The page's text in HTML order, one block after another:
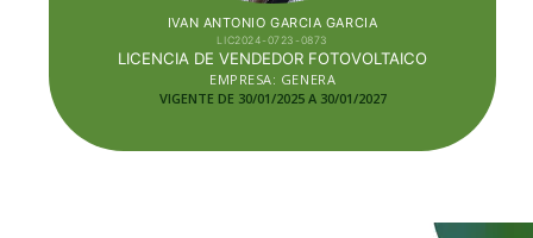
IVAN ANTONIO GARCIA GARCIA
LIC2024-0723-0873
LICENCIA DE VENDEDOR FOTOVOLTAICO
EMPRESA: GENERA
VIGENTE DE 30/01/2025 A 30/01/2027